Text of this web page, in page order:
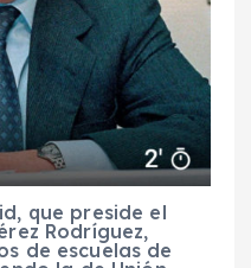
que preside el
Rodríguez,
de escuelas de